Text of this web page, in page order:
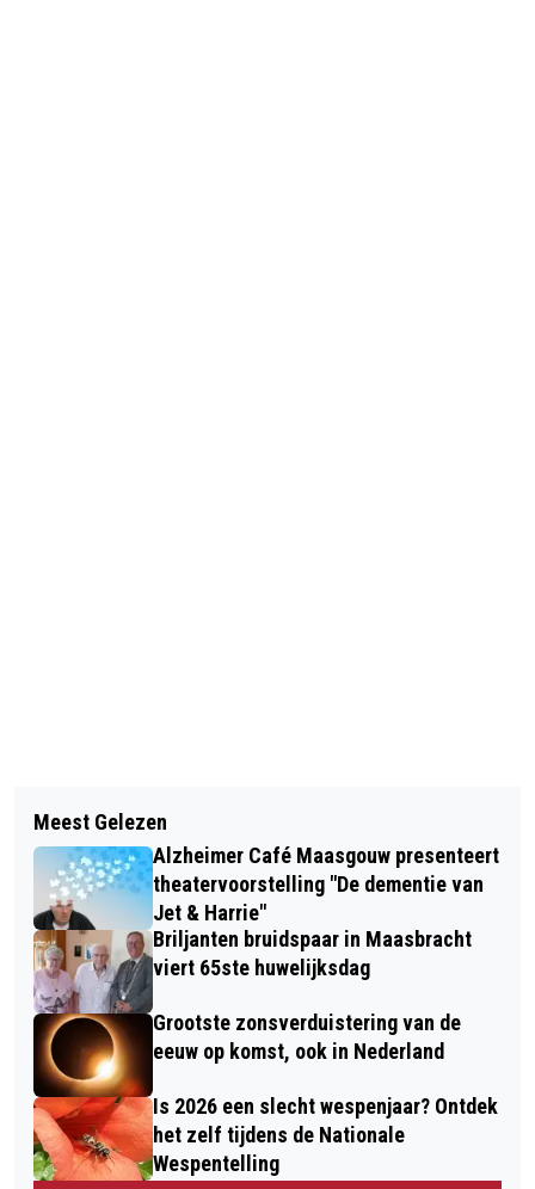
KIJK, RUIK, PROEF! RED 250
MAALTIJDEN PER WEEK
VVV, WE ARE ROERMOND EN
DESIGNER OUTLET STARTEN PILOT
MET "CITY HOSTS" IN ROERMOND
Meest Gelezen
Alzheimer Café Maasgouw presenteert
theatervoorstelling "De dementie van
Jet & Harrie"
Briljanten bruidspaar in Maasbracht
viert 65ste huwelijksdag
Grootste zonsverduistering van de
eeuw op komst, ook in Nederland
Is 2026 een slecht wespenjaar? Ontdek
het zelf tijdens de Nationale
Wespentelling